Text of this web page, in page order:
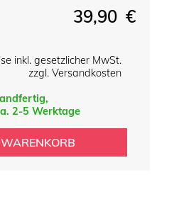
39,90 €
inkl. gesetzlicher MwSt.
zzgl. Versandkosten
2-5 Werktage